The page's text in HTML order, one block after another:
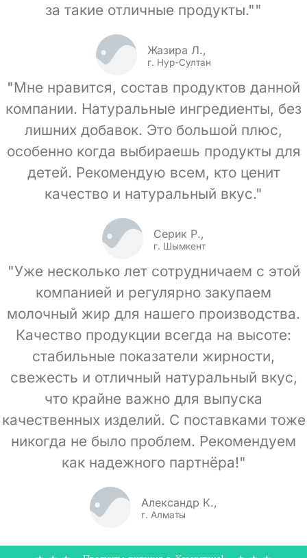
за такие отличные продукты.""
Жазира Л.,
г. Нур-Султан
"Мне нравится, состав продуктов данной
компании. Натуральные ингредиенты, без
лишних добавок. Это большой плюс,
особенно когда выбираешь продукты для
детей. Рекомендую всем, кто ценит
качество и натуральный вкус."
Серик Р.,
г. Шымкент
"Уже несколько лет сотрудничаем с этой
компанией и регулярно закупаем
молочный жир для нашего производства.
Качество продукции всегда на высоте:
стабильные показатели жирности,
свежесть и отличный натуральный вкус,
что крайне важно для выпуска
качественных изделий. С поставками тоже
никогда не было проблем. Рекомендуем
как надежного партнёра!"
Александр К.,
г. Алматы